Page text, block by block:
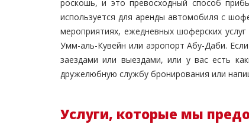
роскошь, и это превосходный способ
используется для аренды автомобиля с
мероприятиях, ежедневных шоферских
Умм-аль-Кувейн или аэропорт Абу-Даби.
заездами или выездами, или у вас есть
дружелюбную службу бронирования или
Услуги, которые мы